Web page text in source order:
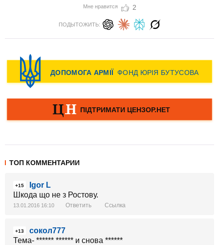
Мне нравится 2
ПОДЫТОЖИТЬ:
ТОП КОММЕНТАРИИ
+15
Igor L
Шкода що не з Ростову.
13.01.2016 16:10 Ответить Ссылка
+13
сокол777
Тема- ****** ****** и снова ******